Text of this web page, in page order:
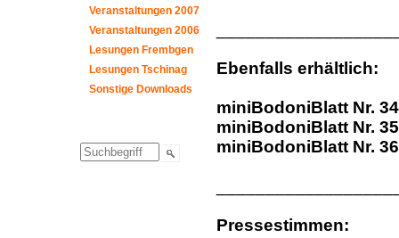
Veranstaltungen 2007
Veranstaltungen 2006
Lesungen Frembgen
Lesungen Tschinag
Sonstige Downloads
Ebenfalls erhältlich:
miniBodoniBlatt Nr. 34
miniBodoniBlatt Nr. 35
miniBodoniBlatt Nr. 36
Pressestimmen: